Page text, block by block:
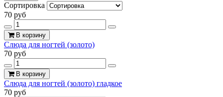
Сортировка
70 руб
В корзину
Слюда для ногтей (золото)
70 руб
В корзину
Слюда для ногтей (золото) гладкое
70 руб